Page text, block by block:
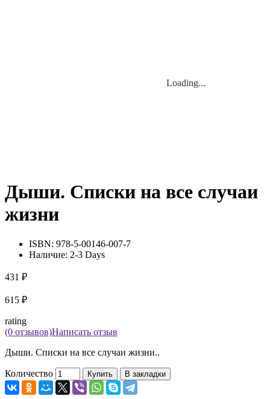
Loading...
Loading...
Дыши. Списки на все случаи
жизни
ISBN: 978-5-00146-007-7
Наличие: 2-3 Days
431 ₽
615 ₽
rating
(0 отзывов)Написать отзыв
Дыши. Списки на все случаи жизни..
Количество Купить В закладки